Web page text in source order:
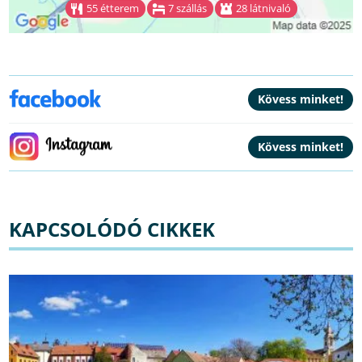
55 étterem 7 szállás 28 látnivaló
KAPCSOLÓDÓ CIKKEK